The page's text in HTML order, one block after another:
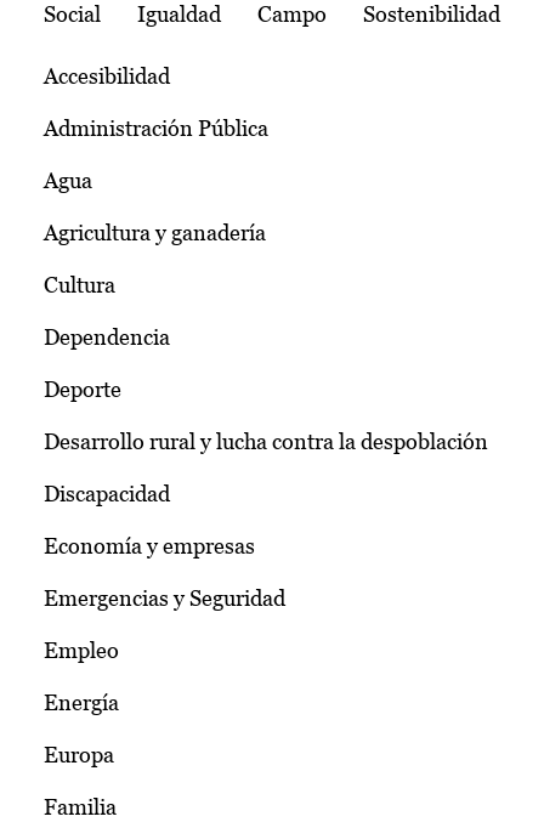
Social Igualdad Campo Sostenibilidad
Accesibilidad
Administración Pública
Agua
Agricultura y ganadería
Cultura
Dependencia
Deporte
Desarrollo rural y lucha contra la despoblación
Discapacidad
Economía y empresas
Emergencias y Seguridad
Empleo
Energía
Europa
Familia